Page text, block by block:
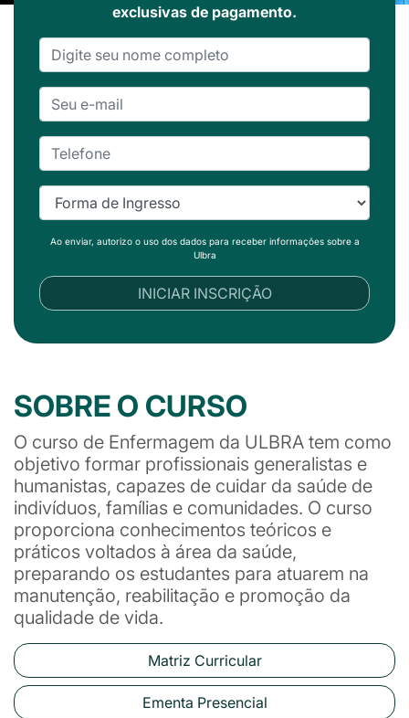
exclusivas de pagamento.
Ao enviar, autorizo o uso dos dados para receber informações sobre a
Ulbra
INICIAR INSCRIÇÃO
SOBRE O CURSO
O curso de Enfermagem da ULBRA tem como
objetivo formar profissionais generalistas e
humanistas, capazes de cuidar da saúde de
indivíduos, famílias e comunidades. O curso
proporciona conhecimentos teóricos e
práticos voltados à área da saúde,
preparando os estudantes para atuarem na
manutenção, reabilitação e promoção da
qualidade de vida.
Matriz Curricular
Ementa Presencial